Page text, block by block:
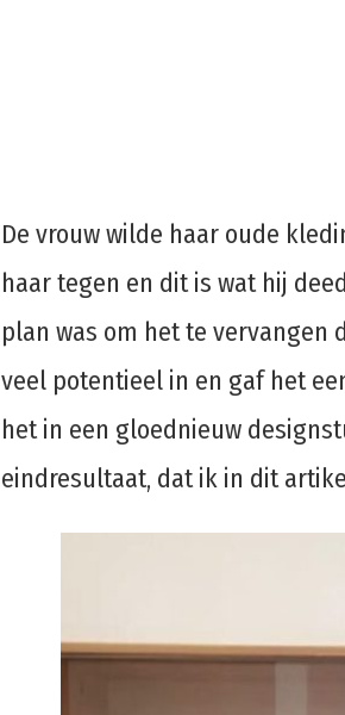
De vrouw wilde haar oude
haar tegen en dit is wat hij
plan was om het te vervangen
veel potentieel in en gaf het
het in een gloednieuw
eindresultaat, dat ik in dit